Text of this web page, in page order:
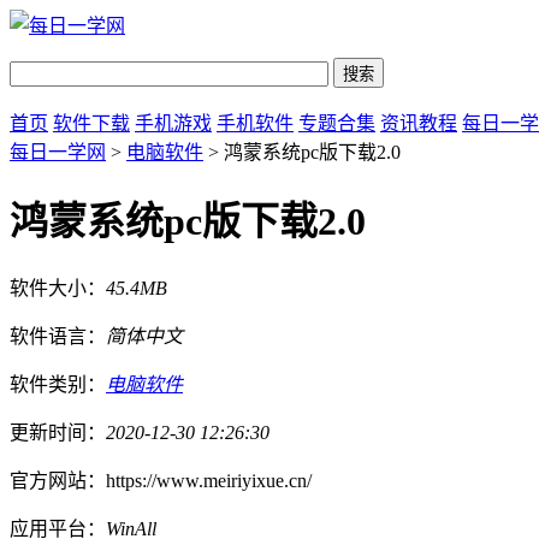
首页 软件下载 手机游戏 手机软件 专题合集 资讯教程 每日一
每日一学网 > 电脑软件 > 鸿蒙系统pc版下载2.0
鸿蒙系统pc版下载2.0
软件大小： 45.4MB
软件语言： 简体中文
软件类别： 电脑软件
更新时间： 2020-12-30 12:26:30
官方网站： https://www.meiriyixue.cn/
应用平台： WinAll